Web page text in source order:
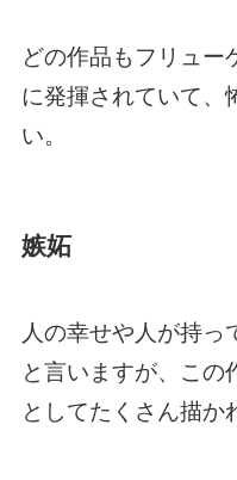
どの作品もフリュー
に発揮されていて、
い。
嫉妬
人の幸せや人が持っ
と言いますが、この
としてたくさん描か